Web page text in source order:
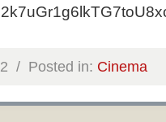
/ Posted in: Cinema